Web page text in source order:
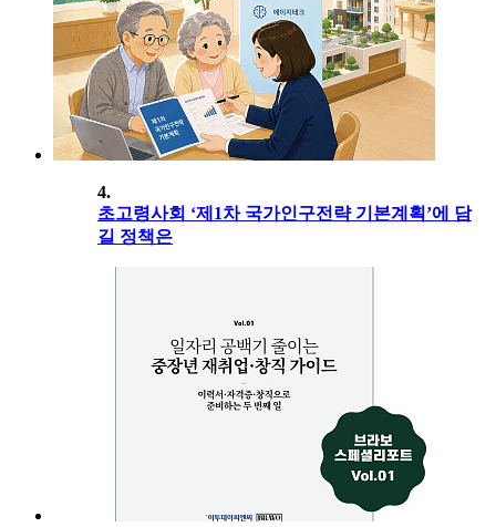
4.
초고령사회 ‘제1차 국가인구전략 기본계획’에 담
길 정책은